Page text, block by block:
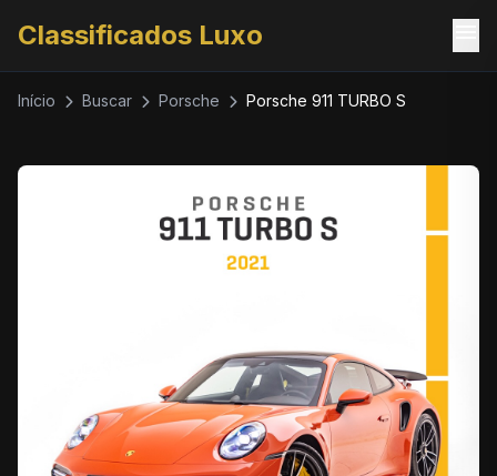
Classificados Luxo
Início Buscar Porsche Porsche 911 TURBO S